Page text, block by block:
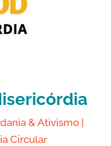
& Ativismo|
Circular